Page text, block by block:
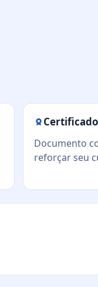
Documento
reforçar seu